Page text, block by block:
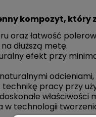
kompozyt, który
oraz łatwość
dłuższą metę.
efekt przy
naturalnymi
pracy przy
właściwości
w technologii